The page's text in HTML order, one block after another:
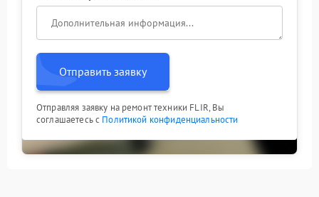
Отправить заявку
Отправляя заявку на ремонт техники FLIR, Вы
соглашаетесь с Политикой конфиденциальности